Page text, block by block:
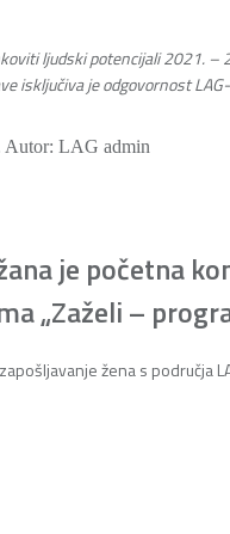
ljudski potencijali 2021. –
isključiva je odgovornost
Autor: LAG admin
je početna
„Zaželi –
žena s područja